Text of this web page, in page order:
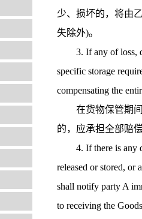
少、损坏的，将由
失除外)。
3. If any of loss,
specific storage
compensating the
在货物保管期间
的，应承担全部赔
4. If there is any
released or stored, or
shall notify party A
to receiving the